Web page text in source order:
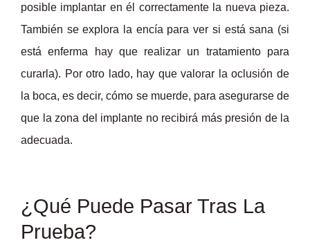
posible implantar en él correctamente la nueva pieza.
También se explora la encía para ver si está sana (si
está enferma hay que realizar un tratamiento para
curarla). Por otro lado, hay que valorar la oclusión de
la boca, es decir, cómo se muerde, para asegurarse de
que la zona del implante no recibirá más presión de la
adecuada.
¿Qué Puede Pasar Tras La
Prueba?